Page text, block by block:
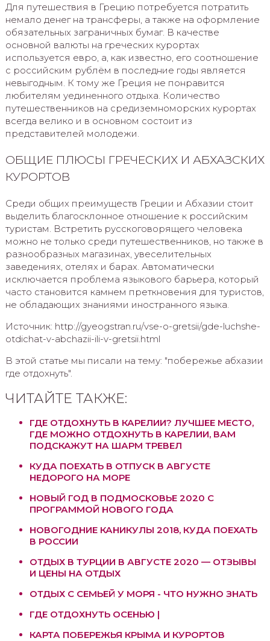
Для путешествия в Грецию потребуется потратить
немало денег на трансферы, а также на оформление
обязательных заграничных бумаг. В качестве
основной валюты на греческих курортах
используется евро, а, как известно, его соотношение
с российским рублём в последние годы является
невыгодным. К тому же Греция не понравится
любителям уединенного отдыха. Количество
путешественников на средиземноморских курортах
всегда велико и в основном состоит из
представителей молодежи.
ОБЩИЕ ПЛЮСЫ ГРЕЧЕСКИХ И АБХАЗСКИХ
КУРОРТОВ
Среди общих преимуществ Греции и Абхазии стоит
выделить благосклонное отношение к российским
туристам. Встретить русскоговорящего человека
можно не только среди путешественников, но также в
разнообразных магазинах, увеселительных
заведениях, отелях и барах. Автоматически
исключается проблема языкового барьера, который
часто становится камнем преткновения для туристов,
не обладающих знаниями иностранного языка.
Источник: http://gyeogstran.ru/vse-o-gretsii/gde-luchshe-
otdichat-v-abchazii-ili-v-gretsii.html
В этой статье мы писали на тему: "побережье абхазии
где отдохнуть".
ЧИТАЙТЕ ТАКЖЕ:
ГДЕ ОТДОХНУТЬ В КАРЕЛИИ? ЛУЧШЕЕ МЕСТО,
ГДЕ МОЖНО ОТДОХНУТЬ В КАРЕЛИИ, ВАМ
ПОДСКАЖУТ НА ШАРМ ТРЕВЕЛ
КУДА ПОЕХАТЬ В ОТПУСК В АВГУСТЕ
НЕДОРОГО НА МОРЕ
НОВЫЙ ГОД В ПОДМОСКОВЬЕ 2020 С
ПРОГРАММОЙ НОВОГО ГОДА
НОВОГОДНИЕ КАНИКУЛЫ 2018, КУДА ПОЕХАТЬ
В РОССИИ
ОТДЫХ В ТУРЦИИ В АВГУСТЕ 2020 — ОТЗЫВЫ
И ЦЕНЫ НА ОТДЫХ
ОТДЫХ С СЕМЬЕЙ У МОРЯ - ЧТО НУЖНО ЗНАТЬ
ГДЕ ОТДОХНУТЬ ОСЕНЬЮ |
КАРТА ПОБЕРЕЖЬЯ КРЫМА И КУРОРТОВ